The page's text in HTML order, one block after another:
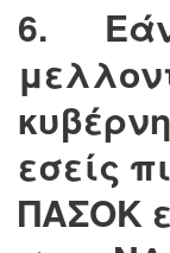
6. Εάν
εσείς
ΠΑΣΟΚ